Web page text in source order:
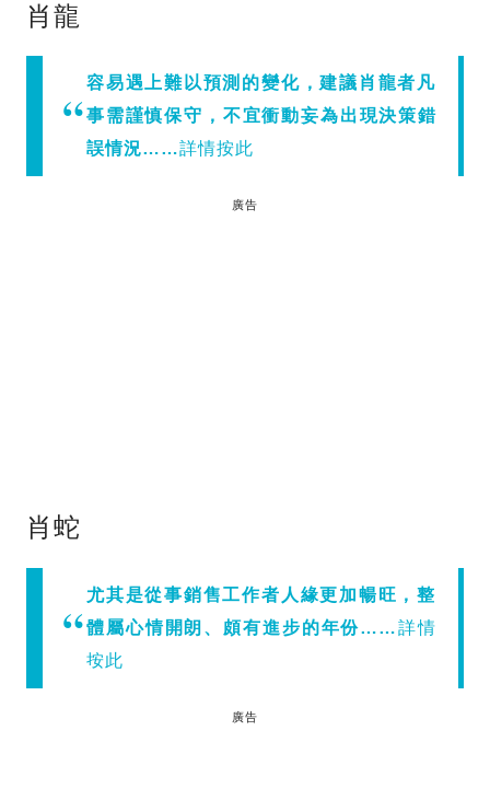
肖龍
容易遇上難以預測的變化，建議肖龍者凡
事需謹慎保守，不宜衝動妄為出現決策錯
誤情況……詳情按此
廣告
肖蛇
尤其是從事銷售工作者人緣更加暢旺，整
體屬心情開朗、頗有進步的年份……詳情
按此
廣告